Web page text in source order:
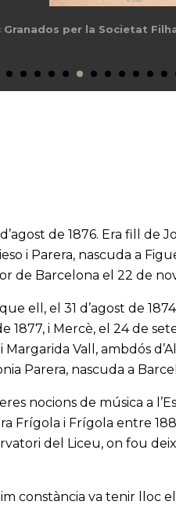
1898
de 1876. Era fill de
i Parera, nascuda a
de Barcelona el 22 de
ell, el 31 d’agost de
1877, i Mercè, el 24 de
Vall, ambdós
Parera, nascuda a
nocions de música a
Frígola i Frígola entre 1881
del Liceu, on fou
constància va tenir lloc